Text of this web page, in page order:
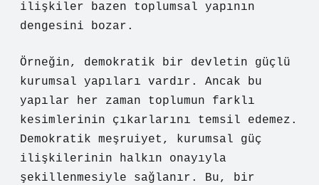
ilişkiler bazen toplumsal yapının
dengesini bozar.
Örneğin, demokratik bir devletin güçlü
kurumsal yapıları vardır. Ancak bu
yapılar her zaman toplumun farklı
kesimlerinin çıkarlarını temsil edemez.
Demokratik meşruiyet, kurumsal güç
ilişkilerinin halkın onayıyla
şekillenmesiyle sağlanır. Bu, bir